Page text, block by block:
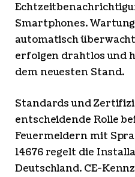
Smartphones.
automatisch
erfolgen drahtlos und
dem neuesten Stand.
Standards und
entscheidende Rolle
Feuermeldern mit
14676 regelt die
Deutschland. CE-